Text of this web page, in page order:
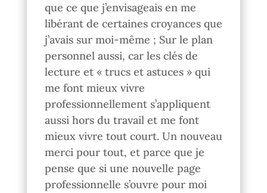
que ce que j’envisageais en me
libérant de certaines croyances que
j’avais sur moi-même ; Sur le plan
personnel aussi, car les clés de
lecture et « trucs et astuces » qui
me font mieux vivre
professionnellement s’appliquent
aussi hors du travail et me font
mieux vivre tout court. Un nouveau
merci pour tout, et parce que je
pense que si une nouvelle page
professionnelle s’ouvre pour moi